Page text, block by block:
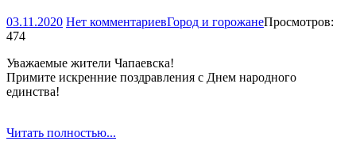
03.11.2020 Нет комментариевГород и горожанеПросмотров:
474
Уважаемые жители Чапаевска!
Примите искренние поздравления с Днем народного
единства!
Читать полностью...